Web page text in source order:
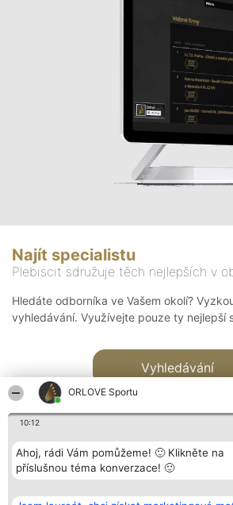
ORLOVE Sportu
10:12
Ahoj, rádi Vám pomůžeme! 🙂 Klikněte na
příslušnou téma konverzace! 🙂
Najít specialistu
Plebiscit sdružuje těch nejlepších v
Hledáte odborníka ve Vašem okolí?
vyhledávání. Využívejte pouze ty nejlepší
Vyhledávání
Bright Side Solutions sp. z o.
Vítězové